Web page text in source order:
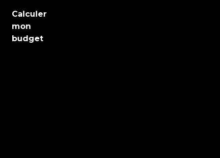
Calculer
mon
budget